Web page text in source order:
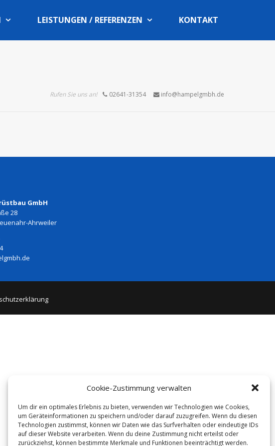
Cookie-Zustimmung verwalten
Um dir ein optimales Erlebnis zu bieten, verwenden wir Technologien wie Cookies,
um Geräteinformationen zu speichern und/oder darauf zuzugreifen. Wenn du diesen
Technologien zustimmst, können wir Daten wie das Surfverhalten oder eindeutige IDs
auf dieser Website verarbeiten. Wenn du deine Zustimmung nicht erteilst oder
zurückziehst, können bestimmte Merkmale und Funktionen beeinträchtigt werden.
LEISTUNGEN / REFERENZEN KONTAKT
Rufen Sie uns an! 02641-31354 info@hampelgmbh.de
GmbH
28
Ahrweiler